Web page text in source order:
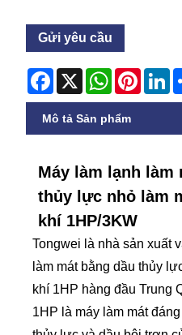
Gửi yêu cầu
Facebook
X WhatsApp
Mô tả Sản phẩm
Máy làm lạnh làm
thủy lực nhỏ làm
khí 1HP/3KW
Tongwei là nhà sản xuất
làm mát bằng dầu thủy
khí 1HP hàng đầu Trung
1HP là máy làm mát